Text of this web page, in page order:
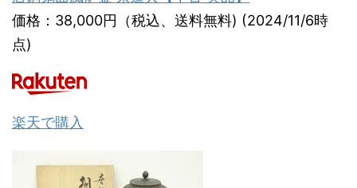
価格：38,000円（税込、送料無料) (2024/11/6時
点)
楽天で購入